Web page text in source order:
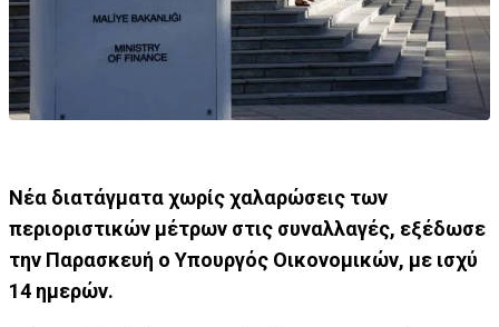
Νέα διατάγματα χωρίς χαλαρώσεις των
περιοριστικών μέτρων στις συναλλαγές, εξέδωσε
την Παρασκευή ο Υπουργός Οικονομικών, με ισχύ
14 ημερών.